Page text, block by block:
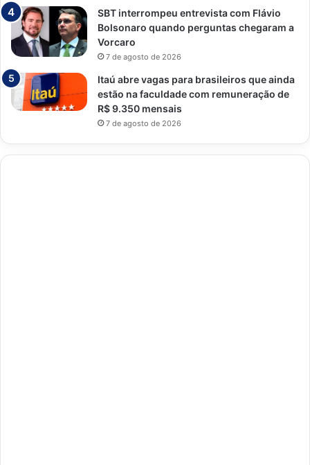
SBT interrompeu entrevista com Flávio
Bolsonaro quando perguntas chegaram a
Vorcaro
7 de agosto de 2026
Itaú abre vagas para brasileiros que ainda
estão na faculdade com remuneração de
R$ 9.350 mensais
7 de agosto de 2026